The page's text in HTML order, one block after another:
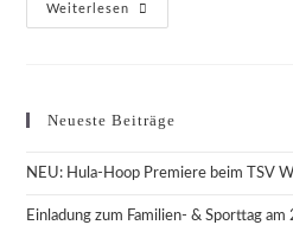
Weiterlesen
Jubiläum
50
2024
Neueste Beiträge
NEU: Hula-Hoop Premiere beim TSV
Einladung zum Familien- & Sporttag am